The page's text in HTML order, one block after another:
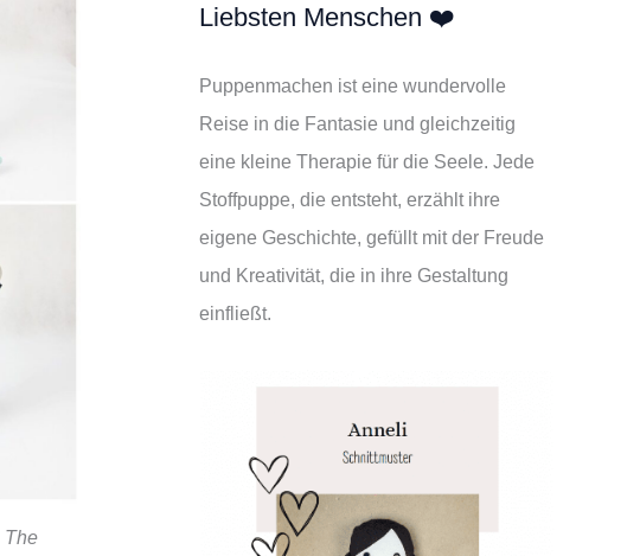
The
Liebsten Menschen ❤️
Puppenmachen ist eine wundervolle
Reise in die Fantasie und gleichzeitig
eine kleine Therapie für die Seele. Jede
Stoffpuppe, die entsteht, erzählt ihre
eigene Geschichte, gefüllt mit der Freude
und Kreativität, die in ihre Gestaltung
einfließt.